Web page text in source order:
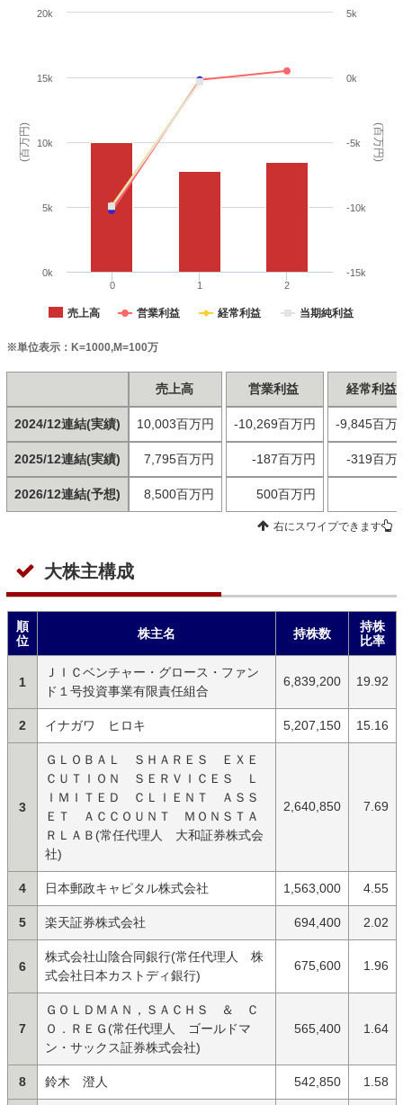
(百万円) (百万円)
売上高 営業利益 経常利益 当期純利益
0 1 2
0k
5k
10k
15k
20k
-15k
-10k
-5k
0k
5k
※単位表示：K=1000,M=100万
2024/12連結(実績)
2025/12連結(実績)
2026/12連結(予想)
売上高
10,003百万円
7,795百万円
8,500百万円
営業利益
-10,269百万円
-187百万円
500百万円
経常利益
-9,845百万
-319百万
右にスワイプできます
大株主構成
順
位
株主名 持株数
持株
比率
1
ＪＩＣベンチャー・グロース・ファン
ド１号投資事業有限責任組合
6,839,200 19.92
2 イナガワ ヒロキ 5,207,150 15.16
3
ＧＬＯＢＡＬ ＳＨＡＲＥＳ ＥＸＥ
ＣＵＴＩＯＮ ＳＥＲＶＩＣＥＳ Ｌ
ＩＭＩＴＥＤ ＣＬＩＥＮＴ ＡＳＳ
ＥＴ ＡＣＣＯＵＮＴ ＭＯＮＳＴＡ
ＲＬＡＢ(常任代理人 大和証券株式会
社)
2,640,850 7.69
4 日本郵政キャピタル株式会社 1,563,000 4.55
5 楽天証券株式会社 694,400 2.02
6
株式会社山陰合同銀行(常任代理人 株
式会社日本カストディ銀行)
675,600 1.96
7
ＧＯＬＤＭＡＮ，ＳＡＣＨＳ ＆ Ｃ
Ｏ．ＲＥＧ(常任代理人 ゴールドマ
ン・サックス証券株式会社)
565,400 1.64
8 鈴木 澄人 542,850 1.58